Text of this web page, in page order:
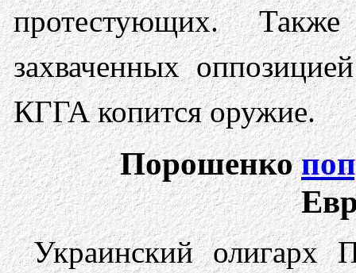
протестующих.
захваченных
КГГА копится оружие.
Порошенко
Украинский олигарх